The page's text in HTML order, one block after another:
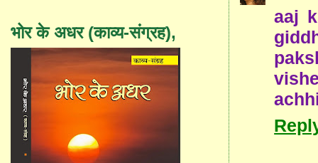
aaj
भोर के अधर (काव्य-संग्रह),